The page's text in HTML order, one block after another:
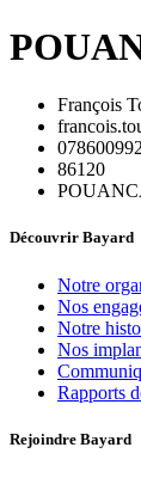
François
86120
Découvrir Bayard
Notre
Nos
Notre
Nos
Rapports
Rejoindre Bayard